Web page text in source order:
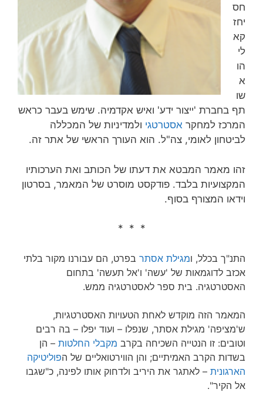
חס
יחז
קא
לי
הו
א
שו
תף בחברת 'ייצור ידע' ואיש אקדמיה. שימש בעבר כראש
המרכז למחקר אסטרטגי ולמדיניות של המכללה
לביטחון לאומי, צה"ל. הוא העורך הראשי של אתר זה.
זהו מאמר המבטא את דעתו של הכותב ואת הערכותיו
המקצועיות בלבד. פודקסט מוסרט של המאמר, בסרטון
וידאו המצורף בסוף.
* * *
התנ"ך בכלל, ומגילת אסתר בפרט, הם עבורנו מקור בלתי
אכזב לדוגמאות של 'עשה' ו'אל תעשה' בתחום
האסטרטגיה. בית ספר לאסטרטגיה ממש.
המאמר הזה מוקדש לאחת הטעויות האסטרטגיות,
ש'מציפה' מגילת אסתר, שנפלו – ועוד יפלו – בה רבים
וטובים: זו הנטייה השכיחה בקרב מקבלי החלטות – הן
בשדות הקרב האמיתיים; והן הווירטואליים של הפוליטיקה
הארגונית – לאתגר את היריב ולדחוק אותו לפינה, כ"שגבו
אל הקיר".